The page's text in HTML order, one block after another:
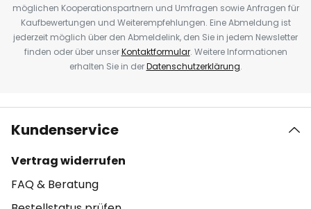
möglichen Kooperationspartnern und Umfragen sowie Anfragen für
Kaufbewertungen und Weiterempfehlungen. Eine Abmeldung ist
jederzeit möglich über den Abmeldelink, den Sie in jedem Newsletter
finden oder über unserKontaktformular. Weitere Informationen
erhalten Sie in derDatenschutzerklärung.
Kundenservice
Vertrag widerrufen
FAQ & Beratung